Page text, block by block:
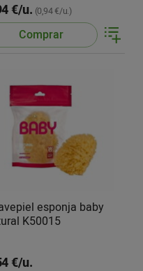
€/u. (0,94 €/u.)
Comprar
esponja baby
K50015
€/u.